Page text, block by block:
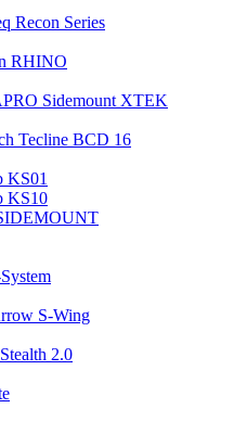
Recon Series
RHINO
Sidemount XTEK
Tecline BCD 16
KS01
KS10
S-Wing
2.0